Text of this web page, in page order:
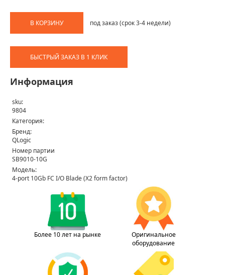
В КОРЗИНУ под заказ (срок 3-4 недели)
БЫСТРЫЙ ЗАКАЗ В 1 КЛИК
Информация
sku:
9804
Категория:
Бренд:
QLogic
Номер партии
SB9010-10G
Модель:
4-port 10Gb FC I/O Blade (X2 form factor)
Более 10 лет на рынке
Оригинальное
оборудование